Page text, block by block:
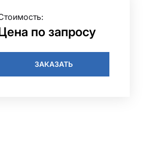
по запросу
ЗАКАЗАТЬ